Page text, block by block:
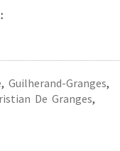
, Guilherand-Granges,
De Granges,